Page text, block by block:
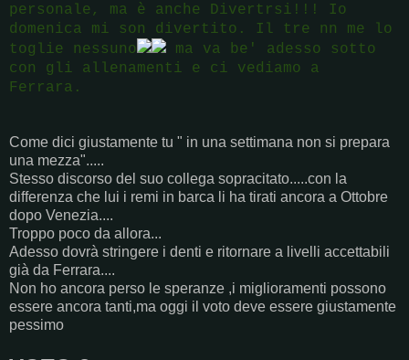
personale, ma è anche Divertrsi!!! Io
domenica mi son divertito. Il tre nn me lo
toglie nessuno
ma va be' adesso sotto
con gli allenamenti e ci vediamo a
Ferrara.
Come dici giustamente tu " in una settimana non si prepara
una mezza".....
Stesso discorso del suo collega sopracitato.....con la
differenza che lui i remi in barca li ha tirati ancora a Ottobre
dopo Venezia....
Troppo poco da allora...
Adesso dovrà stringere i denti e ritornare a livelli accettabili
già da Ferrara....
Non ho ancora perso le speranze ,i miglioramenti possono
essere ancora tanti,ma oggi il voto deve essere giustamente
pessimo